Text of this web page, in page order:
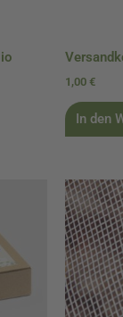
1,00 €
In den